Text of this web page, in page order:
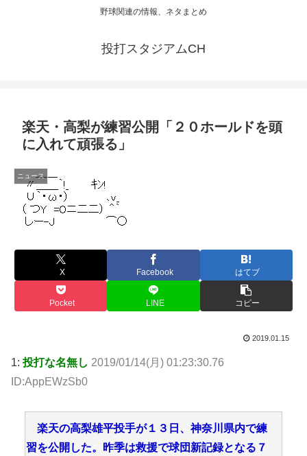
野球関連の情報、ネタまとめ
投打スタジアムCH
楽天・高梨が練習公開「２０ホールドを頭
に入れて頑張る」
ニュース
X Facebook はてブ
Pocket LINE コピー
2019.01.15
1:投打な名無し 2019/01/14(月) 01:23:30.76
ID:AppEWzSb0
楽天の高梨雄平投手が１３日、神奈川県内で練
習を公開した。昨季は救援で球団新記録となる７